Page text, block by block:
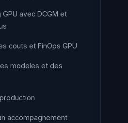
GPU avec DCGM et
couts et FinOps GPU
modeles et des
accompagnement